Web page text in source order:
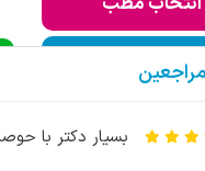
به لیست من
بسیار دکتر با